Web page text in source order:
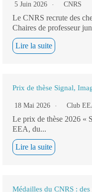
5 Juin 2026 CNRS
Le CNRS recrute des
Chaires de professeur
Lire la suite
Prix de thèse Signal,
18 Mai 2026 Club
Le prix de thèse 2026 «
EEA, du...
Lire la suite
Médailles du CNRS :